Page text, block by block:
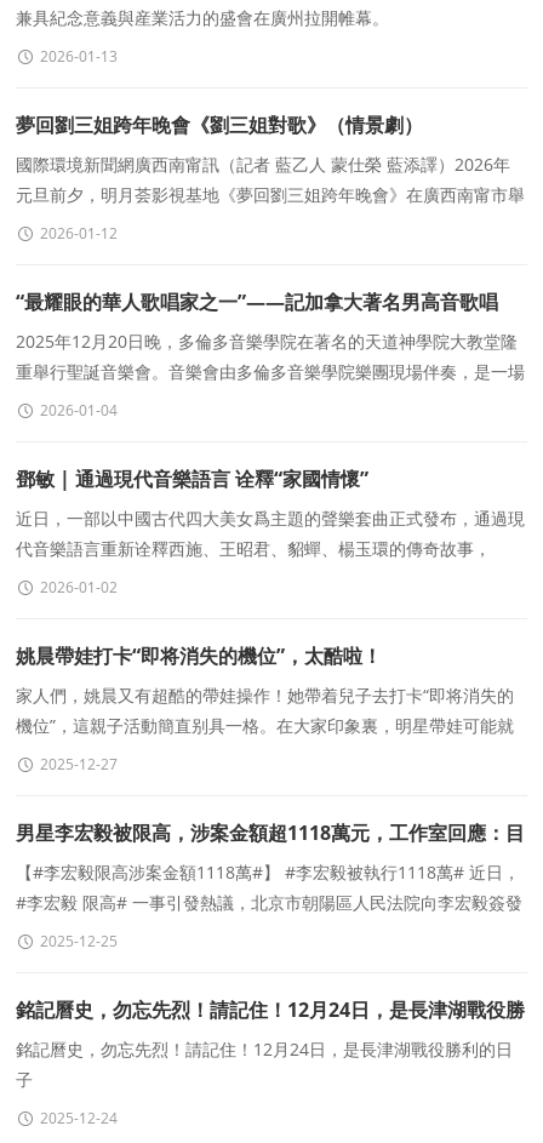
兼具紀念意義與産業活力的盛會在廣州拉開帷幕。
2026-01-13
夢回劉三姐跨年晚會《劉三姐對歌》（情景劇）
國際環境新聞網廣西南甯訊（記者 藍乙人 蒙仕榮 藍添譯）2026年
元旦前夕，明月荟影視基地《夢回劉三姐跨年晚會》在廣西南甯市舉
行。由廣西南甯蓮花亭藝術總團領航參加彙演的情景
2026-01-12
“最耀眼的華人歌唱家之一”——記加拿大著名男高音歌唱
家、多倫多音樂學院院長葉曲淩教授
2025年12月20日晚，多倫多音樂學院在著名的天道神學院大教堂隆
重舉行聖誕音樂會。音樂會由多倫多音樂學院樂團現場伴奏，是一場
兼具學術水準與藝術感染力的高規格音樂盛宴。
2026-01-04
鄧敏 | 通過現代音樂語言 诠釋“家國情懷‌”
近日，一部以中國古代四大美女爲主題的聲樂套曲正式發布，通過現
代音樂語言重新诠釋西施、王昭君、貂蟬、楊玉環的傳奇故事，
将“我将無我”的家國情懷融入音符之間，爲中華傳統精神注入了當代
2026-01-02
姚晨帶娃打卡“即将消失的機位”，太酷啦！
家人們，姚晨又有超酷的帶娃操作！她帶着兒子去打卡“即将消失的
機位”，這親子活動簡直别具一格。在大家印象裏，明星帶娃可能就
是去高檔場所，但姚晨選擇了這麽特别的地方
2025-12-27
男星李宏毅被限高，涉案金額超1118萬元，工作室回應：目
前經濟能力不足，沒有能力立即履行全部判決款項
【#李宏毅限高涉案金額1118萬#】 #李宏毅被執行1118萬# 近日，
#李宏毅 限高# 一事引發熱議，北京市朝陽區人民法院向李宏毅簽發
限制消費令，申請人爲湖南芒果娛樂有限公司。企查查
2025-12-25
銘記曆史，勿忘先烈！請記住！12月24日，是長津湖戰役勝
利的日子
銘記曆史，勿忘先烈！請記住！12月24日，是長津湖戰役勝利的日
子
2025-12-24